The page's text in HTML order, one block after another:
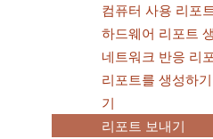
컴퓨터 사용 리포
하드웨어 리포트
네트워크 반응 리
리포트를 생성하
기
리포트 보내기